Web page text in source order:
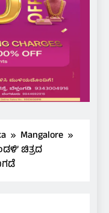
Mangalore
ಚಿತ್ರದ